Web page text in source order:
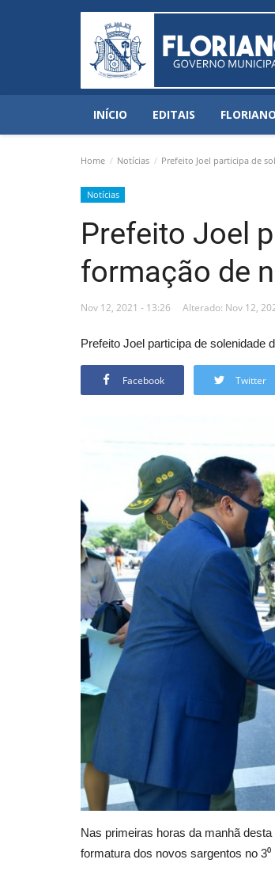
INÍCIO EDITAIS FLORIANO
Home Notícias Prefeito Joel participa de
Notícias
Prefeito Joel
formação de
Nov 12, 2021 - 13:26 Alterado: Nov 12,
Prefeito Joel participa de solenidade
Facebook Twitter
Nas primeiras horas da manhã
formatura dos novos sargentos no